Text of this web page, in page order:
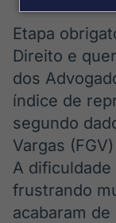
Etapa
Direito e
dos
índice de
segundo
Vargas
A dificuldade
frustrando
acabaram